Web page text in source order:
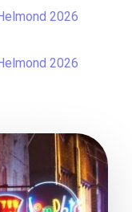
2026
2026